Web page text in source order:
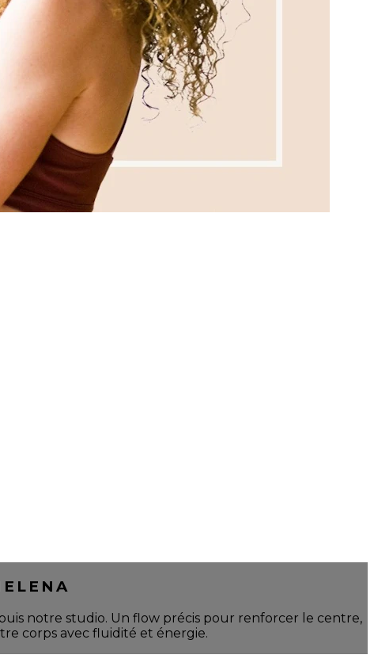
notre studio. Un flow précis pour renforcer le centre,
corps avec fluidité et énergie.